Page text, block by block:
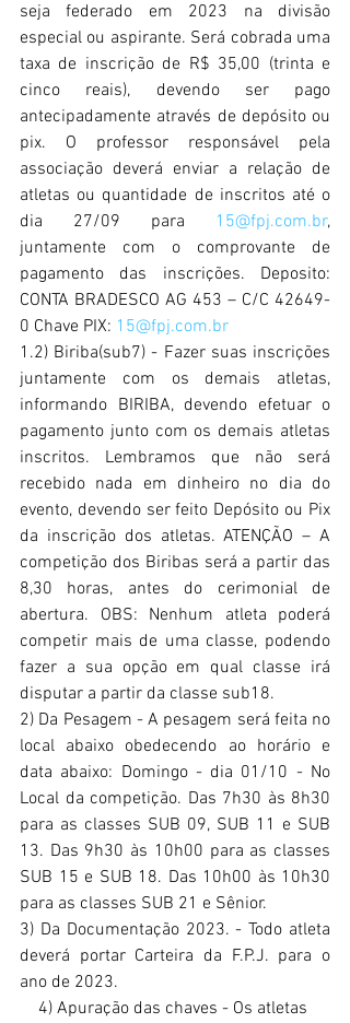
seja federado em 2023 na divisão
especial ou aspirante. Será cobrada uma
taxa de inscrição de R$ 35,00 (trinta e
cinco reais), devendo ser pago
antecipadamente através de depósito ou
pix. O professor responsável pela
associação deverá enviar a relação de
atletas ou quantidade de inscritos até o
dia 27/09 para 15@fpj.com.br,
juntamente com o comprovante de
pagamento das inscrições. Deposito:
CONTA BRADESCO AG 453 – C/C 42649-
0 Chave PIX: 15@fpj.com.br
1.2) Biriba(sub7) - Fazer suas inscrições
juntamente com os demais atletas,
informando BIRIBA, devendo efetuar o
pagamento junto com os demais atletas
inscritos. Lembramos que não será
recebido nada em dinheiro no dia do
evento, devendo ser feito Depósito ou Pix
da inscrição dos atletas. ATENÇÃO – A
competição dos Biribas será a partir das
8,30 horas, antes do cerimonial de
abertura. OBS: Nenhum atleta poderá
competir mais de uma classe, podendo
fazer a sua opção em qual classe irá
disputar a partir da classe sub18.
2) Da Pesagem - A pesagem será feita no
local abaixo obedecendo ao horário e
data abaixo: Domingo - dia 01/10 - No
Local da competição. Das 7h30 às 8h30
para as classes SUB 09, SUB 11 e SUB
13. Das 9h30 às 10h00 para as classes
SUB 15 e SUB 18. Das 10h00 às 10h30
para as classes SUB 21 e Sênior.
3) Da Documentação 2023. - Todo atleta
deverá portar Carteira da F.P.J. para o
ano de 2023.
4) Apuração das chaves - Os atletas